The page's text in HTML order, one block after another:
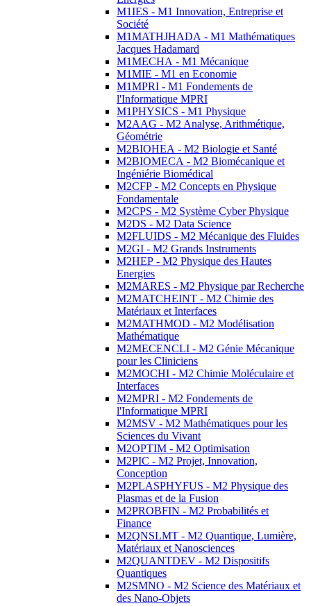
M1IES - M1 Innovation, Entreprise et
Société
M1MATHJHADA - M1 Mathématiques
Jacques Hadamard
M1MECHA - M1 Mécanique
M1MIE - M1 en Economie
M1MPRI - M1 Fondements de
l'Informatique MPRI
M1PHYSICS - M1 Physique
M2AAG - M2 Analyse, Arithmétique,
Géométrie
M2BIOHEA - M2 Biologie et Santé
M2BIOMECA - M2 Biomécanique et
Ingéniérie Biomédical
M2CFP - M2 Concepts en Physique
Fondamentale
M2CPS - M2 Système Cyber Physique
M2DS - M2 Data Science
M2FLUIDS - M2 Mécanique des Fluides
M2GI - M2 Grands Instruments
M2HEP - M2 Physique des Hautes
Energies
M2MARES - M2 Physique par Recherche
M2MATCHEINT - M2 Chimie des
Matériaux et Interfaces
M2MATHMOD - M2 Modélisation
Mathématique
M2MECENCLI - M2 Génie Mécanique
pour les Cliniciens
M2MOCHI - M2 Chimie Moléculaire et
Interfaces
M2MPRI - M2 Fondements de
l'Informatique MPRI
M2MSV - M2 Mathématiques pour les
Sciences du Vivant
M2OPTIM - M2 Optimisation
M2PIC - M2 Projet, Innovation,
Conception
M2PLASPHYFUS - M2 Physique des
Plasmas et de la Fusion
M2PROBFIN - M2 Probabilités et
Finance
M2QNSLMT - M2 Quantique, Lumière,
Matériaux et Nanosciences
M2QUANTDEV - M2 Dispositifs
Quantiques
M2SMNO - M2 Science des Matériaux et
des Nano-Objets